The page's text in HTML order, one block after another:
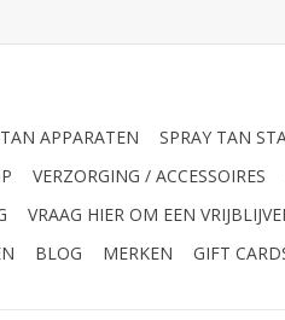
APPARATEN SPRAY TAN
VERZORGING / ACCESSOIRES
VRAAG HIER OM EEN
BLOG MERKEN GIFT